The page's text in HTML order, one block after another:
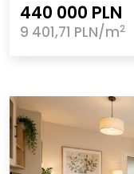
440 000 PLN
9 401,71 PLN/m2